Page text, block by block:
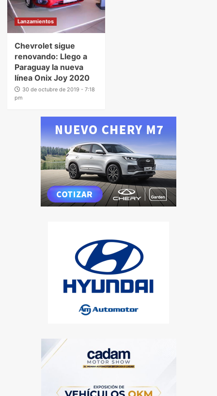
Lanzamientos
Chevrolet sigue
renovando: Llego a
Paraguay la nueva
línea Onix Joy 2020
30 de octubre de 2019 - 7:18
pm